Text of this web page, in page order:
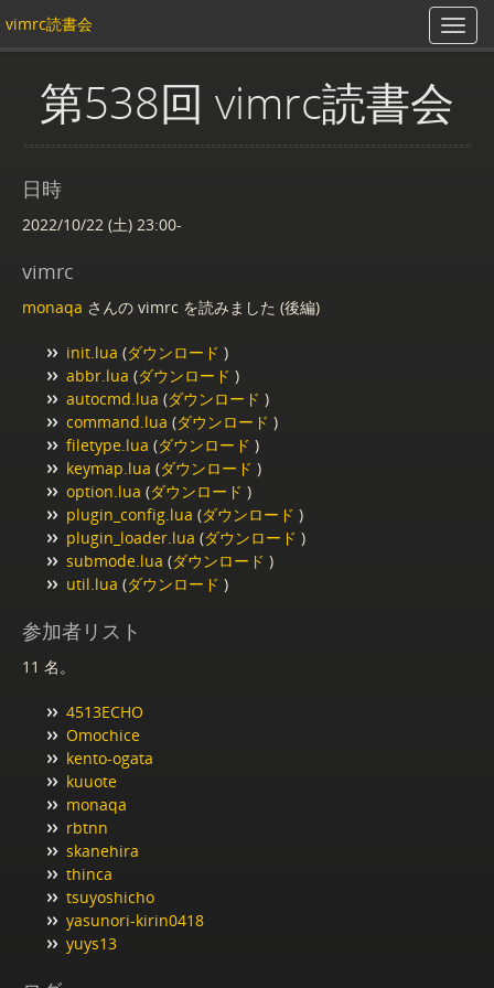
vimrc読書会
第538回 vimrc読書会
日時
2022/10/22 (土) 23:00-
vimrc
monaqa さんの vimrc を読みました (後編)
init.lua (ダウンロード )
abbr.lua (ダウンロード )
autocmd.lua (ダウンロード )
command.lua (ダウンロード )
filetype.lua (ダウンロード )
keymap.lua (ダウンロード )
option.lua (ダウンロード )
plugin_config.lua (ダウンロード )
plugin_loader.lua (ダウンロード )
submode.lua (ダウンロード )
util.lua (ダウンロード )
参加者リスト
11 名。
4513ECHO
Omochice
kento-ogata
kuuote
monaqa
rbtnn
skanehira
thinca
tsuyoshicho
yasunori-kirin0418
yuys13